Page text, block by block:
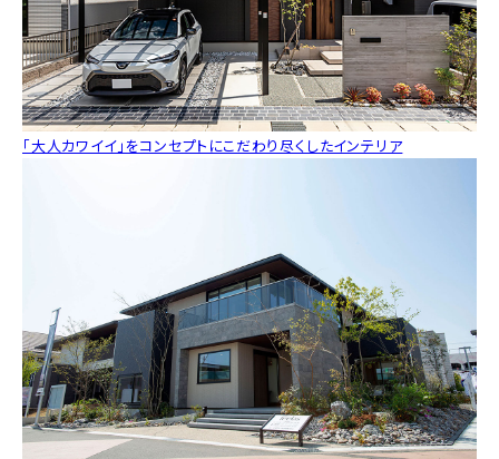
「大人カワイイ」をコンセプトにこだわり尽くしたインテリア